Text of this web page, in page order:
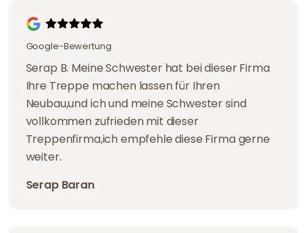
Google-Bewertung
Serap B. Meine Schwester hat bei dieser Firma
Ihre Treppe machen lassen für Ihren
Neubau,und ich und meine Schwester sind
vollkommen zufrieden mit dieser
Treppenfirma,ich empfehle diese Firma gerne
weiter.
Serap Baran